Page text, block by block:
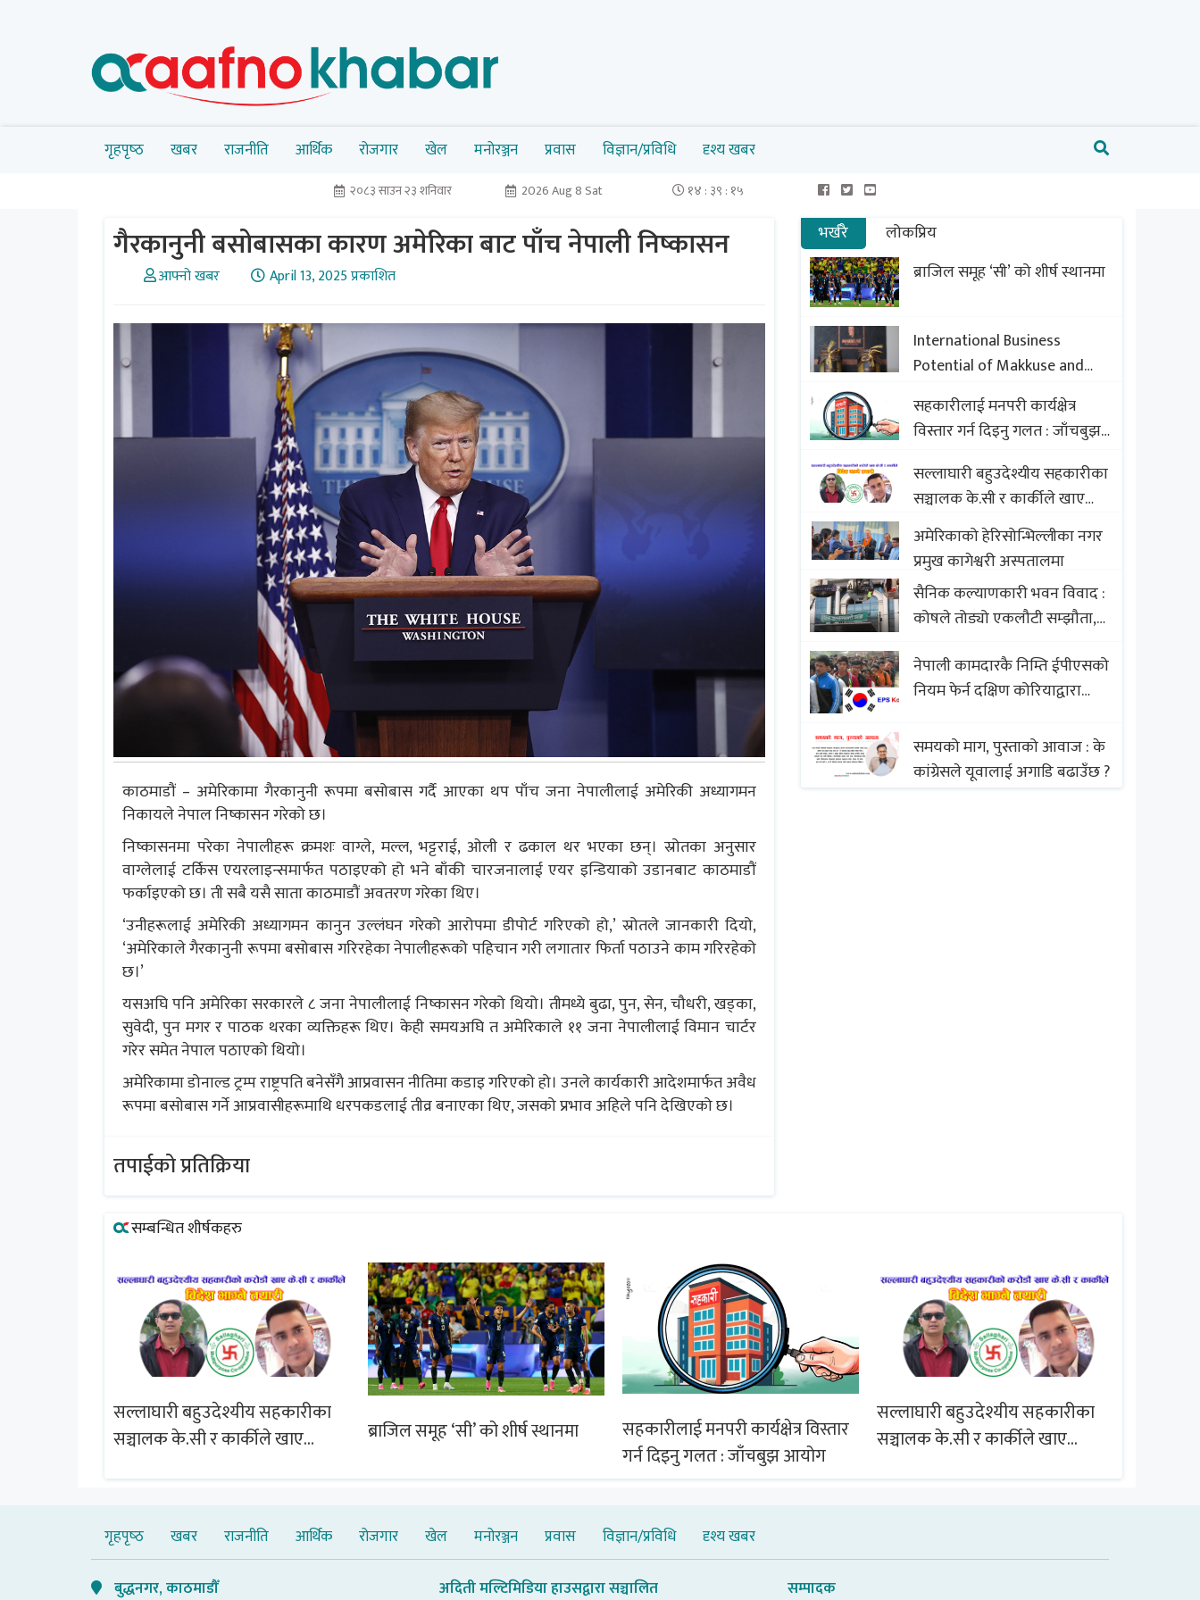
गृहपृष्‍ठ खबर राजनीति आर्थिक रोजगार खेल मनोरञ्जन प्रवास विज्ञान/प्रविधि दृश्य खबर
२०८३ साउन २३ शनिवार 2026 Aug 8 Sat १४ : ३९ : १५
गैरकानुनी बसोबासका कारण अमेरिका बाट पाँच नेपाली निष्कासन
आफ्नो खबर April 13, 2025 प्रकाशित
काठमाडौं – अमेरिकामा गैरकानुनी रूपमा बसोबास गर्दै आएका थप पाँच जना नेपालीलाई अमेरिकी अध्यागमन
निकायले नेपाल निष्कासन गरेको छ।
निष्कासनमा परेका नेपालीहरू क्रमशः वाग्ले, मल्ल, भट्टराई, ओली र ढकाल थर भएका छन्। स्रोतका अनुसार
वाग्लेलाई टर्किस एयरलाइन्समार्फत पठाइएको हो भने बाँकी चारजनालाई एयर इन्डियाको उडानबाट काठमाडौं
फर्काइएको छ। ती सबै यसै साता काठमाडौं अवतरण गरेका थिए।
‘उनीहरूलाई अमेरिकी अध्यागमन कानुन उल्लंघन गरेको आरोपमा डीपोर्ट गरिएको हो,’ स्रोतले जानकारी दियो,
‘अमेरिकाले गैरकानुनी रूपमा बसोबास गरिरहेका नेपालीहरूको पहिचान गरी लगातार फिर्ता पठाउने काम गरिरहेको
छ।’
यसअघि पनि अमेरिका सरकारले ८ जना नेपालीलाई निष्कासन गरेको थियो। तीमध्ये बुढा, पुन, सेन, चौधरी, खड्का,
सुवेदी, पुन मगर र पाठक थरका व्यक्तिहरू थिए। केही समयअघि त अमेरिकाले ११ जना नेपालीलाई विमान चार्टर
गरेर समेत नेपाल पठाएको थियो।
अमेरिकामा डोनाल्ड ट्रम्प राष्ट्रपति बनेसँगै आप्रवासन नीतिमा कडाइ गरिएको हो। उनले कार्यकारी आदेशमार्फत अवैध
रूपमा बसोबास गर्ने आप्रवासीहरूमाथि धरपकडलाई तीव्र बनाएका थिए, जसको प्रभाव अहिले पनि देखिएको छ।
तपाईको प्रतिक्रिया
भर्खरै
लोकप्रिय
ब्राजिल समूह ‘सी’ को शीर्ष स्थानमा
International Business
Potential of Makkuse and
Export Opportunities of
Nepali Sweets with Global
Comparison to Baklava
सहकारीलाई मनपरी कार्यक्षेत्र
विस्तार गर्न दिइनु गलत : जाँचबुझ
सल्लाघारी बहुउदेश्यीय सहकारीका
सञ्चालक के.सी र कार्कीले खाए
सदस्यको करोडौं बचत
अमेरिकाको हेरिसोन्भिल्लीका नगर
प्रमुख कागेश्वरी अस्पतालमा
सैनिक कल्याणकारी भवन विवाद :
कोषले तोड्यो एकलौटी सम्झौता,
बिखलबन्दमा (भिडियो)
नेपाली कामदारकै निम्ति ईपीएसको
नियम फेर्न दक्षिण कोरियाद्वारा
समयको माग, पुस्ताको आवाज : के
कांग्रेसले यूवालाई अगाडि बढाउँछ ?
सम्बन्धित शीर्षकहरु
सल्लाघारी बहुउदेश्यीय सहकारीका
सञ्चालक के.सी र कार्कीले खाए
ब्राजिल समूह ‘सी’ को शीर्ष स्थानमा
सहकारीलाई मनपरी कार्यक्षेत्र विस्तार
गर्न दिइनु गलत : जाँचबुझ आयोग
सल्लाघारी बहुउदेश्यीय सहकारीका
सञ्चालक के.सी र कार्कीले खाए
गृहपृष्‍ठ खबर राजनीति आर्थिक रोजगार खेल मनोरञ्जन प्रवास विज्ञान/प्रविधि दृश्य खबर
बुद्धनगर, काठमाडौँ
अदिती मल्टिमिडिया हाउसद्वारा सञ्चालित
सम्पादक